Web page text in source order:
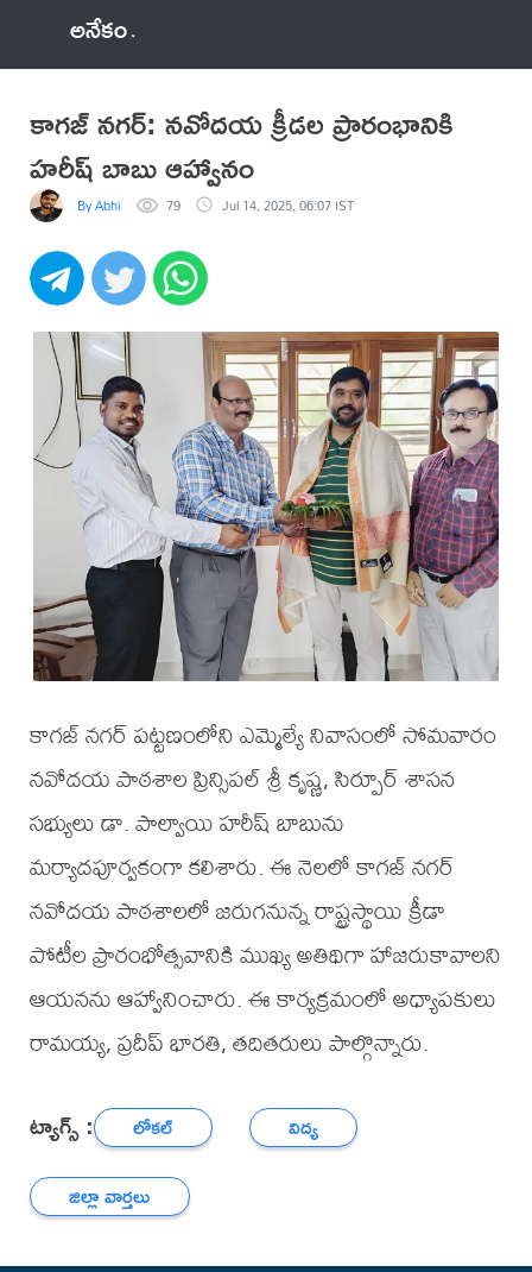
అనేకం
కాగజ్ నగర్: నవోదయ క్రీడల ప్రారంభానికి
హరీష్ బాబు ఆహ్వానం
By Abhi 79 Jul 14, 2025, 06:07 IST
కాగజ్ నగర్ పట్టణంలోని ఎమ్మెల్యే నివాసంలో సోమవారం
నవోదయ పాఠశాల ప్రిన్సిపల్ శ్రీ కృష్ణ, సిర్పూర్ శాసన
సభ్యులు డా. పాల్వాయి హరీష్ బాబును
మర్యాదపూర్వకంగా కలిశారు. ఈ నెలలో కాగజ్ నగర్
నవోదయ పాఠశాలలో జరుగనున్న రాష్ట్రస్థాయి క్రీడా
పోటీల ప్రారంభోత్సవానికి ముఖ్య అతిథిగా హాజరుకావాలని
ఆయనను ఆహ్వానించారు. ఈ కార్యక్రమంలో అధ్యాపకులు
రామయ్య, ప్రదీప్ భారతి, తదితరులు పాల్గొన్నారు.
ట్యాగ్స్ : లోకల్
విద్య
జిల్లా వార్తలు